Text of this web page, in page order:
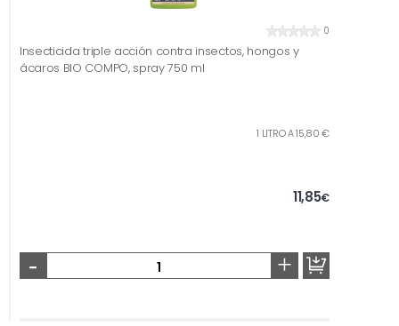
0
Insecticida triple acción contra insectos, hongos y
ácaros BIO COMPO, spray 750 ml
1 LITRO A 15,80 €
11,85€
- +